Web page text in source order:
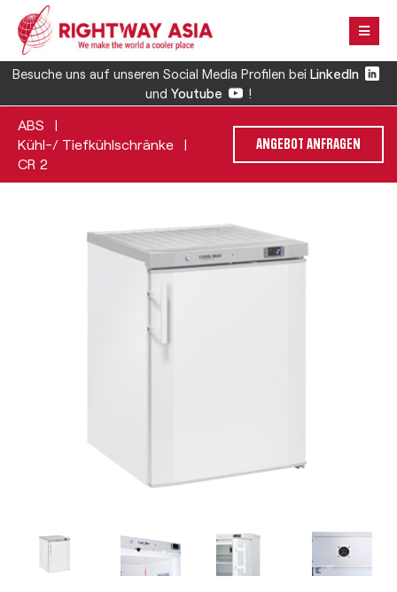
Besuche uns auf unseren Social Media Profilen bei LinkedIn
und Youtube !
ABS |
Kühl-/ Tiefkühlschränke |
CR 2
ANGEBOT ANFRAGEN